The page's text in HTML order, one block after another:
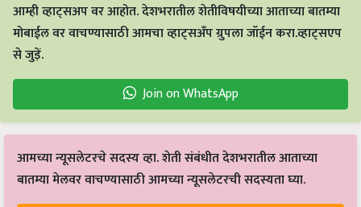
आम्ही व्हाट्सअप वर आहोत. देशभरातील शेतीविषयीच्या आताच्या बातम्या
मोबाईल वर वाचण्यासाठी आमचा व्हाट्सअँप ग्रुपला जॉईन करा.व्हाट्सएप
से जुड़ें.
Join on WhatsApp
आमच्या न्यूसलेटरचे सदस्य व्हा. शेती संबंधीत देशभरातील आताच्या
बातम्या मेलवर वाचण्यासाठी आमच्या न्यूसलेटरची सदस्यता घ्या.